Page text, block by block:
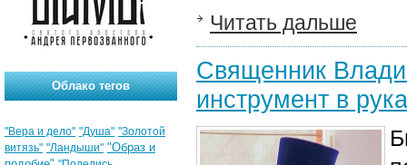
Читать дальше
Священник
инструмент в
Облако тегов
"Вера и дело" "Душа" "Золотой
витязь" "Ландыши" "Образ и